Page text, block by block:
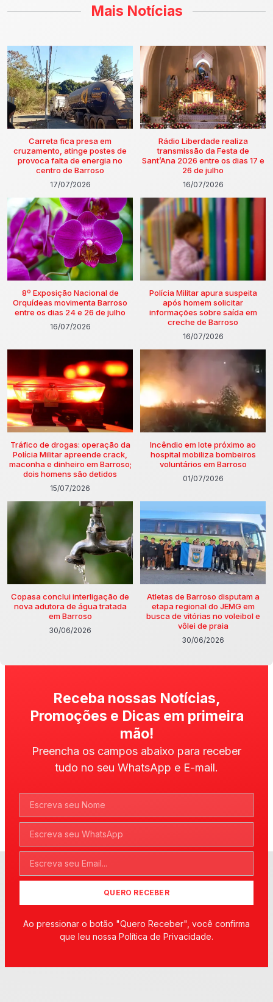
Mais Notícias
Carreta fica presa em
cruzamento, atinge postes de
provoca falta de energia no
centro de Barroso
17/07/2026
Rádio Liberdade realiza
transmissão da Festa de
Sant’Ana 2026 entre os dias 17 e
26 de julho
16/07/2026
8º Exposição Nacional de
Orquídeas movimenta Barroso
entre os dias 24 e 26 de julho
16/07/2026
Polícia Militar apura suspeita
após homem solicitar
informações sobre saída em
creche de Barroso
16/07/2026
Tráfico de drogas: operação da
Polícia Militar apreende crack,
maconha e dinheiro em Barroso;
dois homens são detidos
15/07/2026
Incêndio em lote próximo ao
hospital mobiliza bombeiros
voluntários em Barroso
01/07/2026
Copasa conclui interligação de
nova adutora de água tratada
em Barroso
30/06/2026
Atletas de Barroso disputam a
etapa regional do JEMG em
busca de vitórias no voleibol e
vôlei de praia
30/06/2026
Receba nossas Notícias,
Promoções e Dicas em primeira
mão!
Preencha os campos abaixo para receber
tudo no seu WhatsApp e E-mail.
QUERO RECEBER
Ao pressionar o botão "Quero Receber", você confirma
que leu nossa Política de Privacidade.